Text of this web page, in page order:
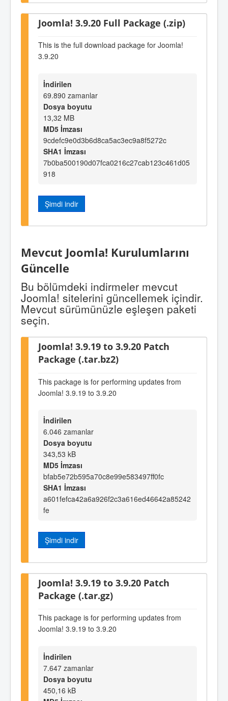
Joomla! 3.9.20 Full Package (.zip)
This is the full download package for Joomla!
3.9.20
İndirilen
69.890 zamanlar
Dosya boyutu
13,32 MB
MD5 İmzası
9cdefc9e0d3b6d8ca5ac3ec9a8f5272c
SHA1 İmzası
7b0ba500190d07fca0216c27cab123c461d05
918
Şimdi indir
Mevcut Joomla! Kurulumlarını
Güncelle
Bu bölümdeki indirmeler mevcut
Joomla! sitelerini güncellemek içindir.
Mevcut sürümünüzle eşleşen paketi
seçin.
Joomla! 3.9.19 to 3.9.20 Patch
Package (.tar.bz2)
This package is for performing updates from
Joomla! 3.9.19 to 3.9.20
İndirilen
6.046 zamanlar
Dosya boyutu
343,53 kB
MD5 İmzası
bfab5e72b595a70c8e99e583497ff0fc
SHA1 İmzası
a601fefca42a6a926f2c3a616ed46642a85242
fe
Şimdi indir
Joomla! 3.9.19 to 3.9.20 Patch
Package (.tar.gz)
This package is for performing updates from
Joomla! 3.9.19 to 3.9.20
İndirilen
7.647 zamanlar
Dosya boyutu
450,16 kB